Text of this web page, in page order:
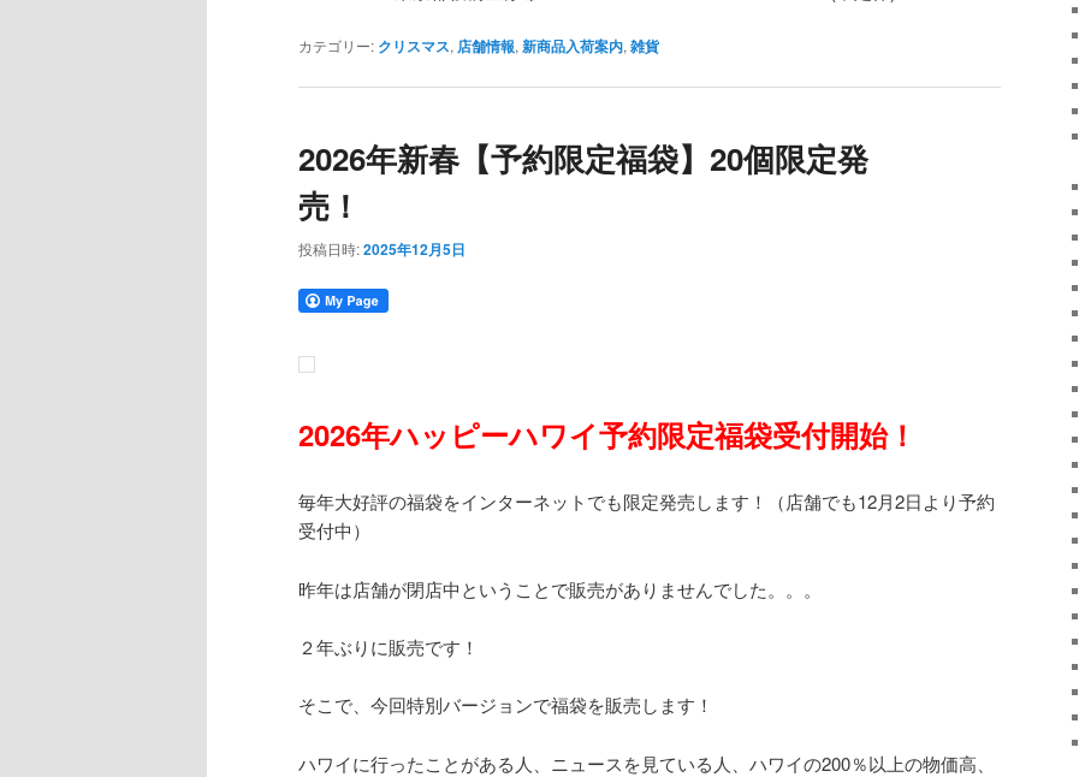
カテゴリー: クリスマス, 店舗情報,新商品入荷案内,雑貨
2026年新春【予約限定福袋】20個限定発
売！
投稿日時:2025年12月5日
2026年ハッピーハワイ予約限定福袋受付開始！
毎年大好評の福袋をインターネットでも限定発売します！（店舗でも12月2日より予約
受付中）
昨年は店舗が閉店中ということで販売がありませんでした。。。
２年ぶりに販売です！
そこで、今回特別バージョンで福袋を販売します！
ハワイに行ったことがある人、ニュースを見ている人、ハワイの200％以上の物価高、